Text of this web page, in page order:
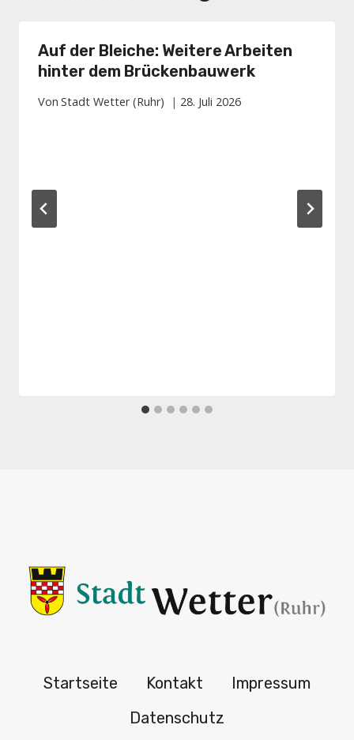
Auf der Bleiche: Weitere Arbeiten
hinter dem Brückenbauwerk
Von Stadt Wetter (Ruhr) 28. Juli 2026
Startseite Kontakt
Impressum
Datenschutz